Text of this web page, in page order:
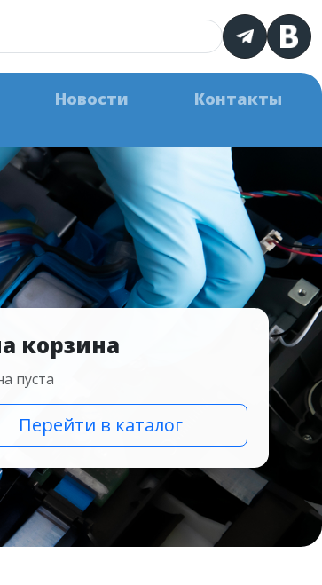
Новости Контакты
корзина
пуста
Перейти в каталог